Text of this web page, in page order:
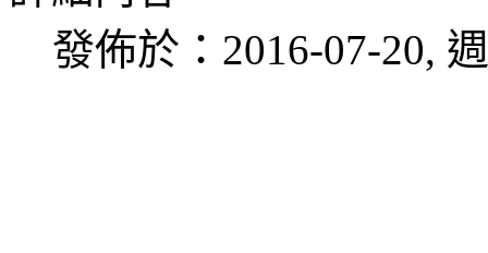
發佈於：2016-07-20,